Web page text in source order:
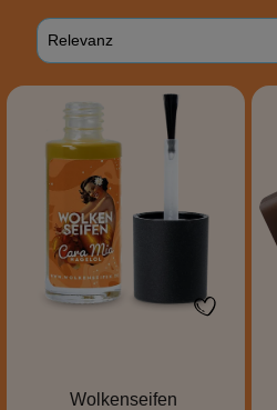
Wolkenseifen